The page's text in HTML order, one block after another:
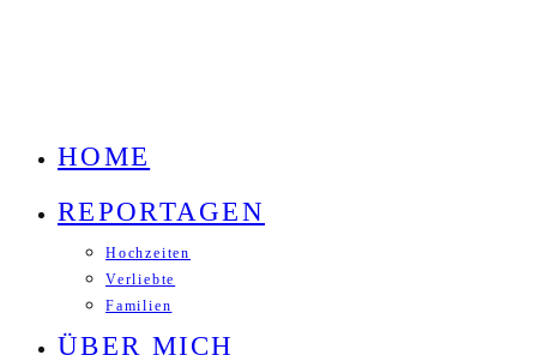
HOME
REPORTAGEN
Hochzeiten
Verliebte
Familien
ÜBER MICH